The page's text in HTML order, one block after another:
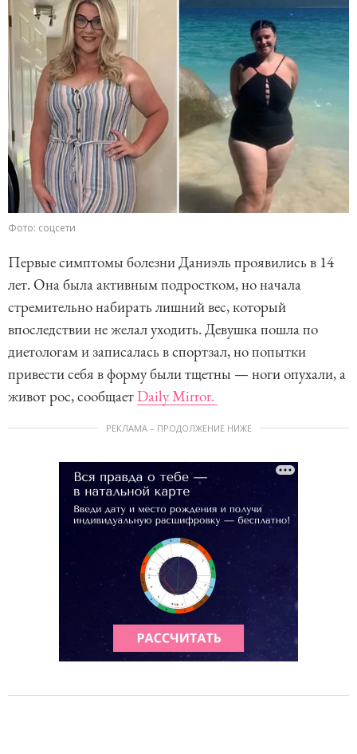
Фото: соцсети
Первые симптомы болезни Даниэль проявились в 14
лет. Она была активным подростком, но начала
стремительно набирать лишний вес, который
впоследствии не желал уходить. Девушка пошла по
диетологам и записалась в спортзал, но попытки
привести себя в форму были тщетны — ноги опухали, а
живот рос, сообщаетDaily Mirror.
РЕКЛАМА – ПРОДОЛЖЕНИЕ НИЖЕ